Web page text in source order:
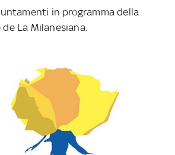
in programma della
La Milanesiana.